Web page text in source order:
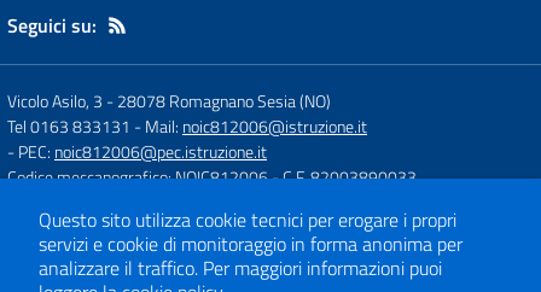
Seguici su:
Vicolo Asilo, 3 -28078 Romagnano Sesia (NO)
Tel 0163 833131 - Mail: noic812006@istruzione.it
- PEC: noic812006@pec.istruzione.it
Codice meccanografico: NOIC812006- C.F. 82003890033
Concept & Design by
Designers Italia
Questo sito utilizza cookie tecnici per erogare i propri
servizi e cookie di monitoraggio in forma anonima per
analizzare il traffico. Per maggiori informazioni puoi